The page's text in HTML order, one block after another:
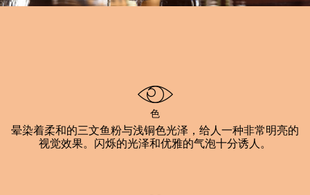
色
晕染着柔和的三文鱼粉与浅铜色光泽，给人一种非常明亮的
视觉效果。闪烁的光泽和优雅的气泡十分诱人。